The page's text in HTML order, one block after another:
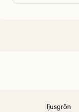
ljusgrön